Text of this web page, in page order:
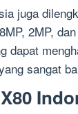
juga
2MP,
dapat
sangat